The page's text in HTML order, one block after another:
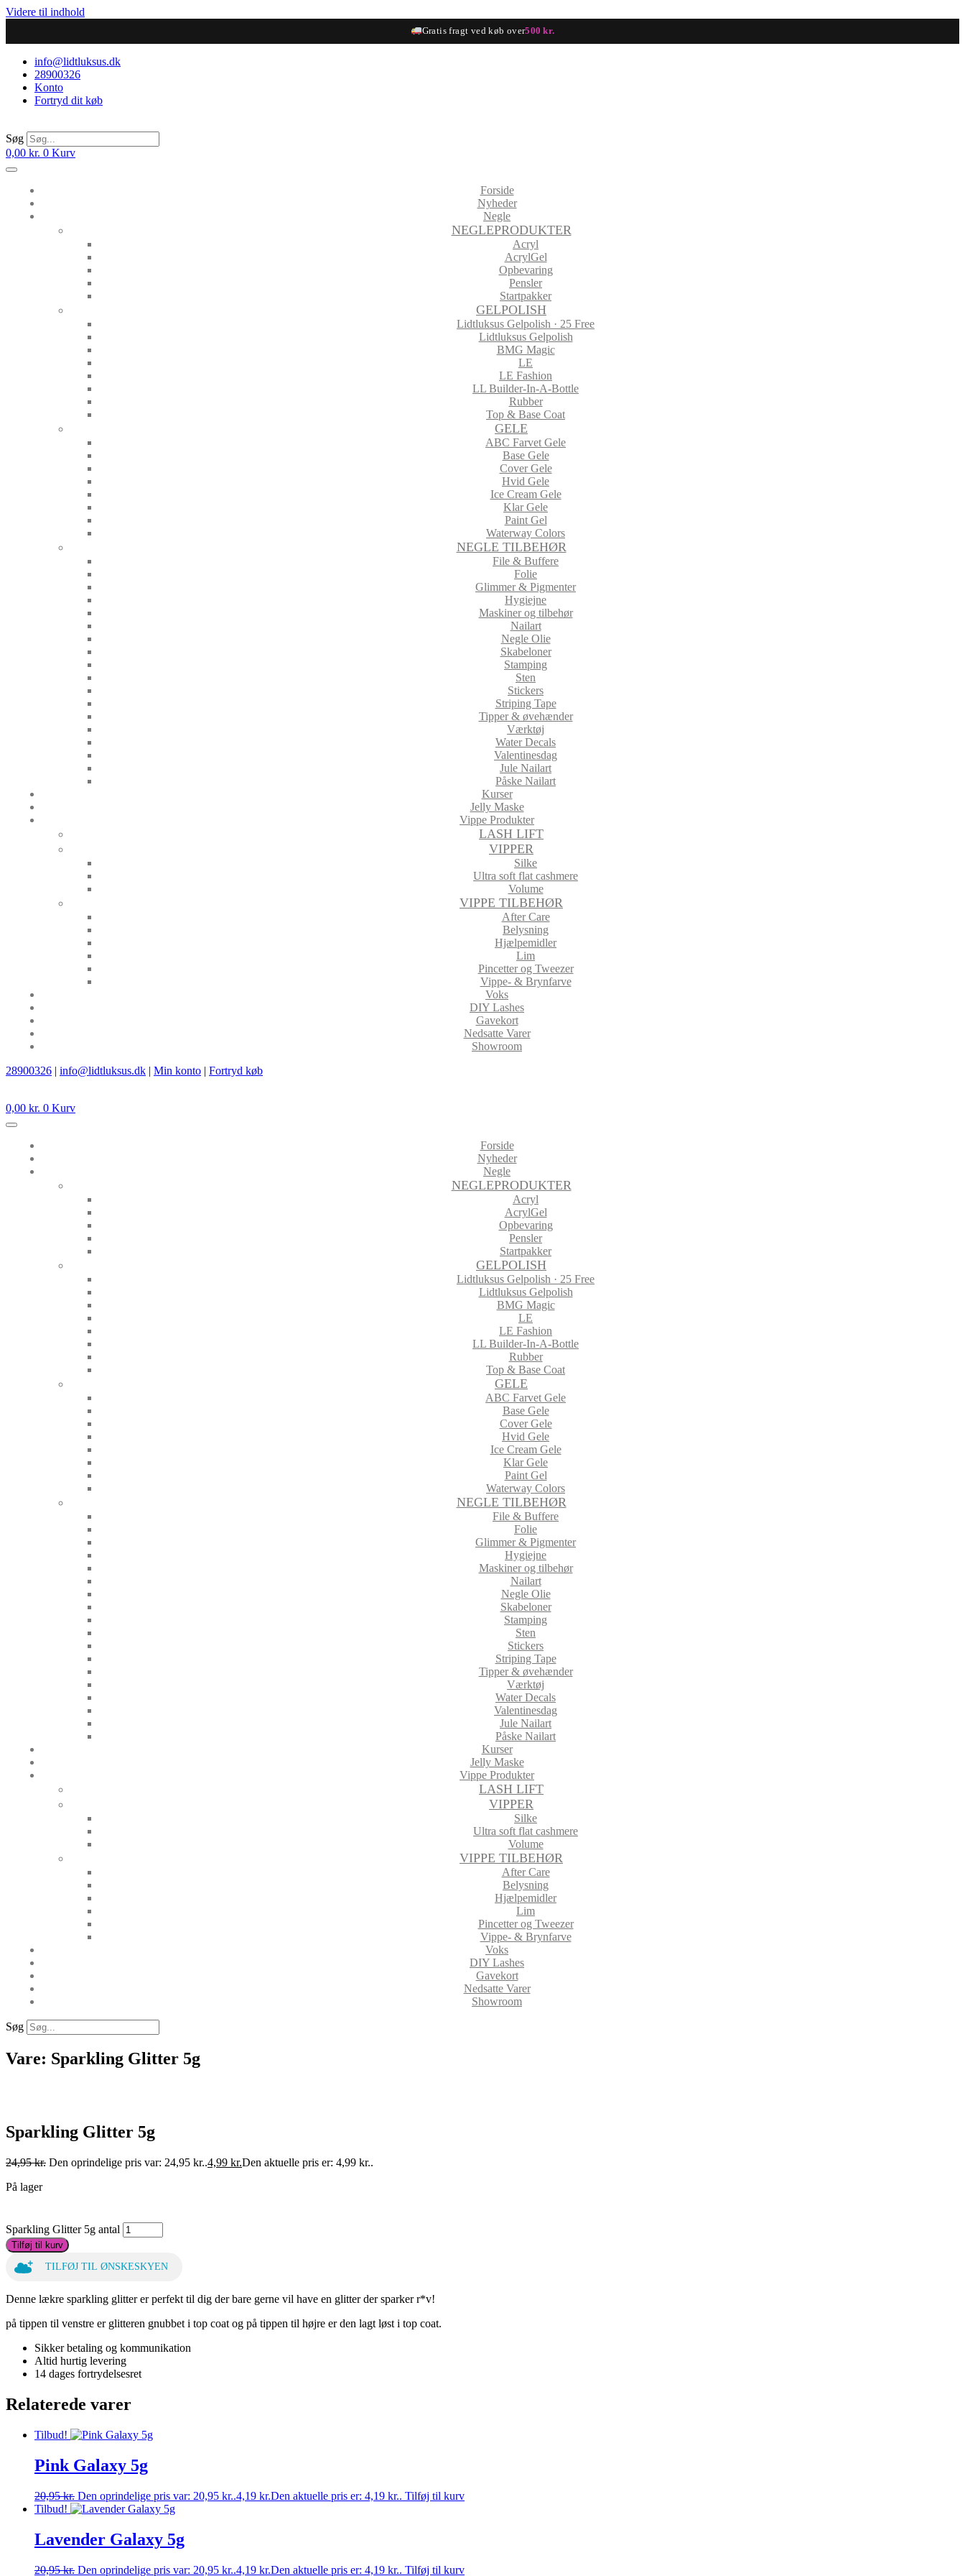
Videre til indhold
Gratis fragt ved køb over500 kr.
info@lidtluksus.dk
28900326
Konto
Fortryd dit køb
Søg
0,00 kr. 0 Kurv
Forside
Nyheder
Negle
NEGLEPRODUKTER
Acryl
AcrylGel
Opbevaring
Pensler
Startpakker
GELPOLISH
Lidtluksus Gelpolish · 25 Free
Lidtluksus Gelpolish
BMG Magic
LE
LE Fashion
LL Builder-In-A-Bottle
Rubber
Top & Base Coat
GELE
ABC Farvet Gele
Base Gele
Cover Gele
Hvid Gele
Ice Cream Gele
Klar Gele
Paint Gel
Waterway Colors
NEGLE TILBEHØR
File & Buffere
Folie
Glimmer & Pigmenter
Hygiejne
Maskiner og tilbehør
Nailart
Negle Olie
Skabeloner
Stamping
Sten
Stickers
Striping Tape
Tipper & øvehænder
Værktøj
Water Decals
Valentinesdag
Jule Nailart
Påske Nailart
Kurser
Jelly Maske
Vippe Produkter
LASH LIFT
VIPPER
Silke
Ultra soft flat cashmere
Volume
VIPPE TILBEHØR
After Care
Belysning
Hjælpemidler
Lim
Pincetter og Tweezer
Vippe- & Brynfarve
Voks
DIY Lashes
Gavekort
Nedsatte Varer
Showroom
28900326 | info@lidtluksus.dk | Min konto | Fortryd køb
0,00 kr. 0 Kurv
Forside
Nyheder
Negle
NEGLEPRODUKTER
Acryl
AcrylGel
Opbevaring
Pensler
Startpakker
GELPOLISH
Lidtluksus Gelpolish · 25 Free
Lidtluksus Gelpolish
BMG Magic
LE
LE Fashion
LL Builder-In-A-Bottle
Rubber
Top & Base Coat
GELE
ABC Farvet Gele
Base Gele
Cover Gele
Hvid Gele
Ice Cream Gele
Klar Gele
Paint Gel
Waterway Colors
NEGLE TILBEHØR
File & Buffere
Folie
Glimmer & Pigmenter
Hygiejne
Maskiner og tilbehør
Nailart
Negle Olie
Skabeloner
Stamping
Sten
Stickers
Striping Tape
Tipper & øvehænder
Værktøj
Water Decals
Valentinesdag
Jule Nailart
Påske Nailart
Kurser
Jelly Maske
Vippe Produkter
LASH LIFT
VIPPER
Silke
Ultra soft flat cashmere
Volume
VIPPE TILBEHØR
After Care
Belysning
Hjælpemidler
Lim
Pincetter og Tweezer
Vippe- & Brynfarve
Voks
DIY Lashes
Gavekort
Nedsatte Varer
Showroom
Søg
Vare: Sparkling Glitter 5g
Sparkling Glitter 5g
24,95kr. Den oprindelige pris var: 24,95 kr..4,99 kr.Den aktuelle pris er: 4,99 kr..
På lager
Sparkling Glitter 5g antal
Tilføj til kurv
TILFØJ TIL ØNSKESKYEN
Denne lækre sparkling glitter er perfekt til dig der bare gerne vil have en glitter der sparker r*v!
på tippen til venstre er glitteren gnubbet i top coat og på tippen til højre er den lagt løst i top coat.
Sikker betaling og kommunikation
Altid hurtig levering
14 dages fortrydelsesret
Relaterede varer
Tilbud!
Pink Galaxy 5g
20,95kr. Den oprindelige pris var: 20,95 kr..4,19 kr.Den aktuelle pris er: 4,19 kr.. Tilføj til kurv
Tilbud!
Lavender Galaxy 5g
20,95kr. Den oprindelige pris var: 20,95 kr..4,19 kr.Den aktuelle pris er: 4,19 kr.. Tilføj til kurv